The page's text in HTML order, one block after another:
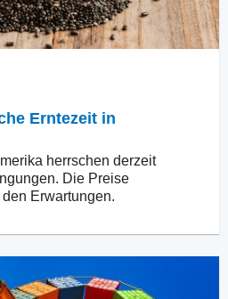
Erntezeit in
herrschen derzeit
Die Preise
Erwartungen.